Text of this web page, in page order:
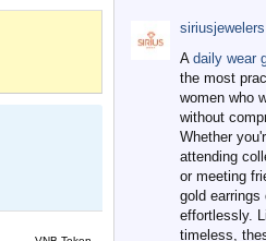
siriusjewelers
A daily wear
the most
women who
without
Whether
attending
or meeting
gold earrings
effortlessly.
timeless,